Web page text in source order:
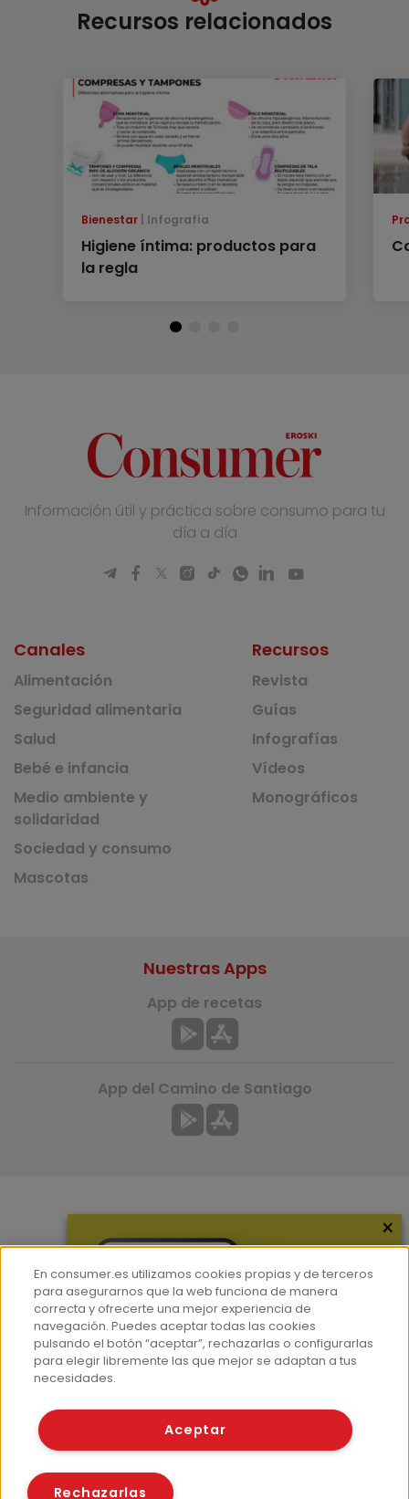
Recursos relacionados
Bienestar Infografía
Higiene íntima: productos para
la regla
Información útil y práctica sobre consumo para tu
día a día
Canales
Alimentación
Seguridad alimentaria
Salud
Bebé e infancia
Medio ambiente y
solidaridad
Sociedad y consumo
Mascotas
Recursos
Revista
Guías
Infografías
Vídeos
Monográficos
Hemeroteca
Contacto
Prensa
Corpus Lingüístico Consumer
Nuestras Apps
App de recetas
App del Camino de Santiago
© Fundación EROSKI
Políticas de cookies
×
En consumer.es utilizamos cookies propias y de terceros
para asegurarnos que la web funciona de manera
correcta y ofrecerte una mejor experiencia de
navegación. Puedes aceptar todas las cookies
pulsando el botón “aceptar”, rechazarlas o configurarlas
para elegir libremente las que mejor se adaptan a tus
necesidades.
Aceptar
Rechazarlas